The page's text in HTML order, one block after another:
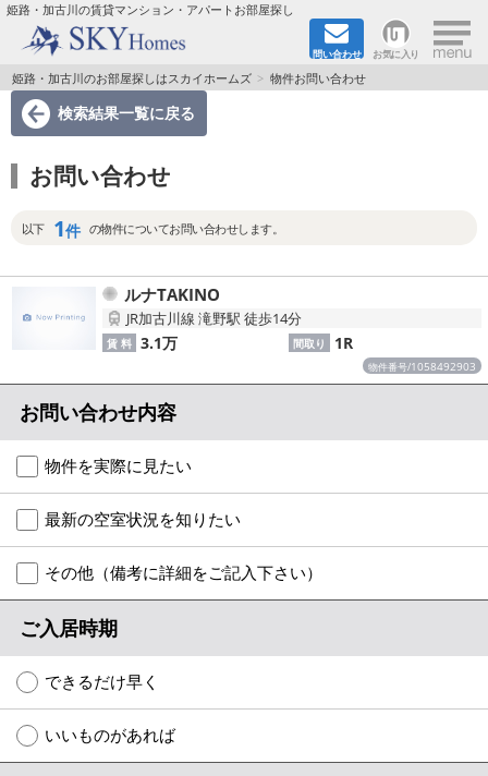
姫路・加古川の賃貸マンション・アパートお部屋探し
問い合わせ お気に入り ×
TOPページ
都市ガス·オール電化
☆新築物件☆
☆敷金＆礼金0円物件☆
☆ペット飼育可能物件☆
☆ネット無料☆
路線·駅から探す
地域から探す
地図から探す
スタッフ紹介
店舗情報·アクセス
会社概要
メールでお問い合わせ
姫路・加古川のお部屋探しはスカイホームズ 物件お問い合わせ
検索結果一覧に戻る
お問い合わせ
以下 1件 の物件についてお問い合わせします。
物件番号/1058492903
ルナTAKINO
JR加古川線 滝野駅 徒歩14分
賃 料 3.1万 間取り 1R
お問い合わせ内容
物件を実際に見たい
最新の空室状況を知りたい
その他（備考に詳細をご記入下さい）
ご入居時期
できるだけ早く
いいものがあれば